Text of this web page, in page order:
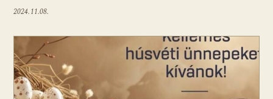
2024.11.08.